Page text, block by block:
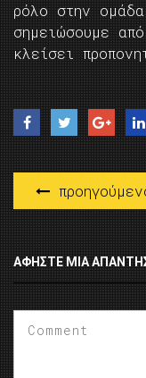
ρόλο στην
σημειώσουμε
κλείσει
ΑΦΉΣΤΕ ΜΙΑ